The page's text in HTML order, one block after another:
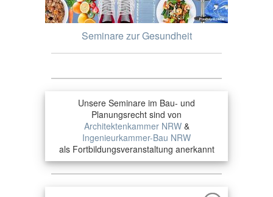
Seminare zur Gesundheit
Unsere Seminare im Bau- und
Planungsrecht sind von
Architektenkammer NRW&
Ingenieurkammer-Bau NRW
als Fortbildungsveranstaltung anerkannt